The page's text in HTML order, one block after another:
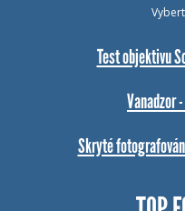
Test objektivu
Vanadzor
Skryté